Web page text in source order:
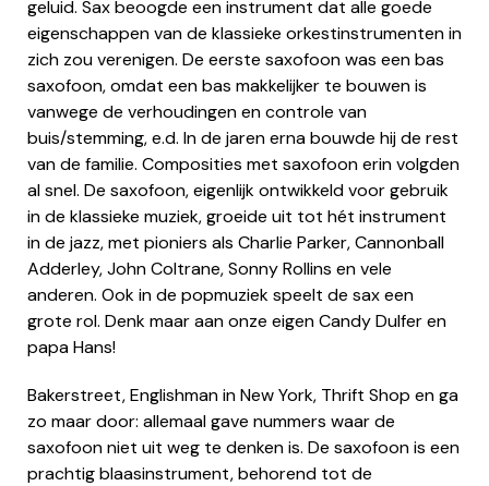
geluid. Sax beoogde een instrument dat alle goede
eigenschappen van de klassieke orkestinstrumenten in
zich zou verenigen. De eerste saxofoon was een bas
saxofoon, omdat een bas makkelijker te bouwen is
vanwege de verhoudingen en controle van
buis/stemming, e.d. In de jaren erna bouwde hij de rest
van de familie. Composities met saxofoon erin volgden
al snel. De saxofoon, eigenlijk ontwikkeld voor gebruik
in de klassieke muziek, groeide uit tot hét instrument
in de jazz, met pioniers als Charlie Parker, Cannonball
Adderley, John Coltrane, Sonny Rollins en vele
anderen. Ook in de popmuziek speelt de sax een
grote rol. Denk maar aan onze eigen Candy Dulfer en
papa Hans!
Bakerstreet, Englishman in New York, Thrift Shop en ga
zo maar door: allemaal gave nummers waar de
saxofoon niet uit weg te denken is. De saxofoon is een
prachtig blaasinstrument, behorend tot de